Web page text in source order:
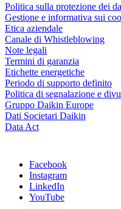
Politica sulla protezione dei
Gestione e informativa sui
Etica aziendale
Canale di Whistleblowing
Note legali
Termini di garanzia
Etichette energetiche
Periodo di supporto definito
Politica di segnalazione e
Gruppo Daikin Europe
Dati Societari Daikin
Data Act
Facebook
Instagram
LinkedIn
YouTube